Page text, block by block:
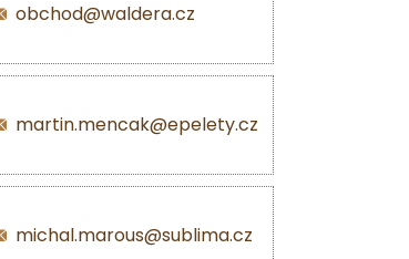
obchod@waldera.cz
martin.mencak@epelety.cz
michal.marous@sublima.cz